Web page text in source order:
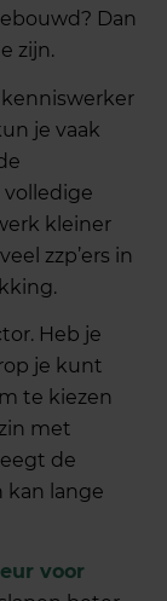
Dan
zijn.
je vaak
volledige
kleiner
zzp’ers in
Heb je
je kunt
te kiezen
met
de
kan lange
voor